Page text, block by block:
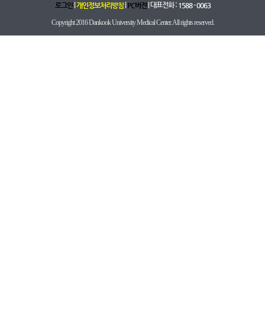
로그인|개인정보처리방침|PC버전| 대표전화 : 1588 - 0063
Copyright 2016 Dankook University Medical Center. All rights reserved.